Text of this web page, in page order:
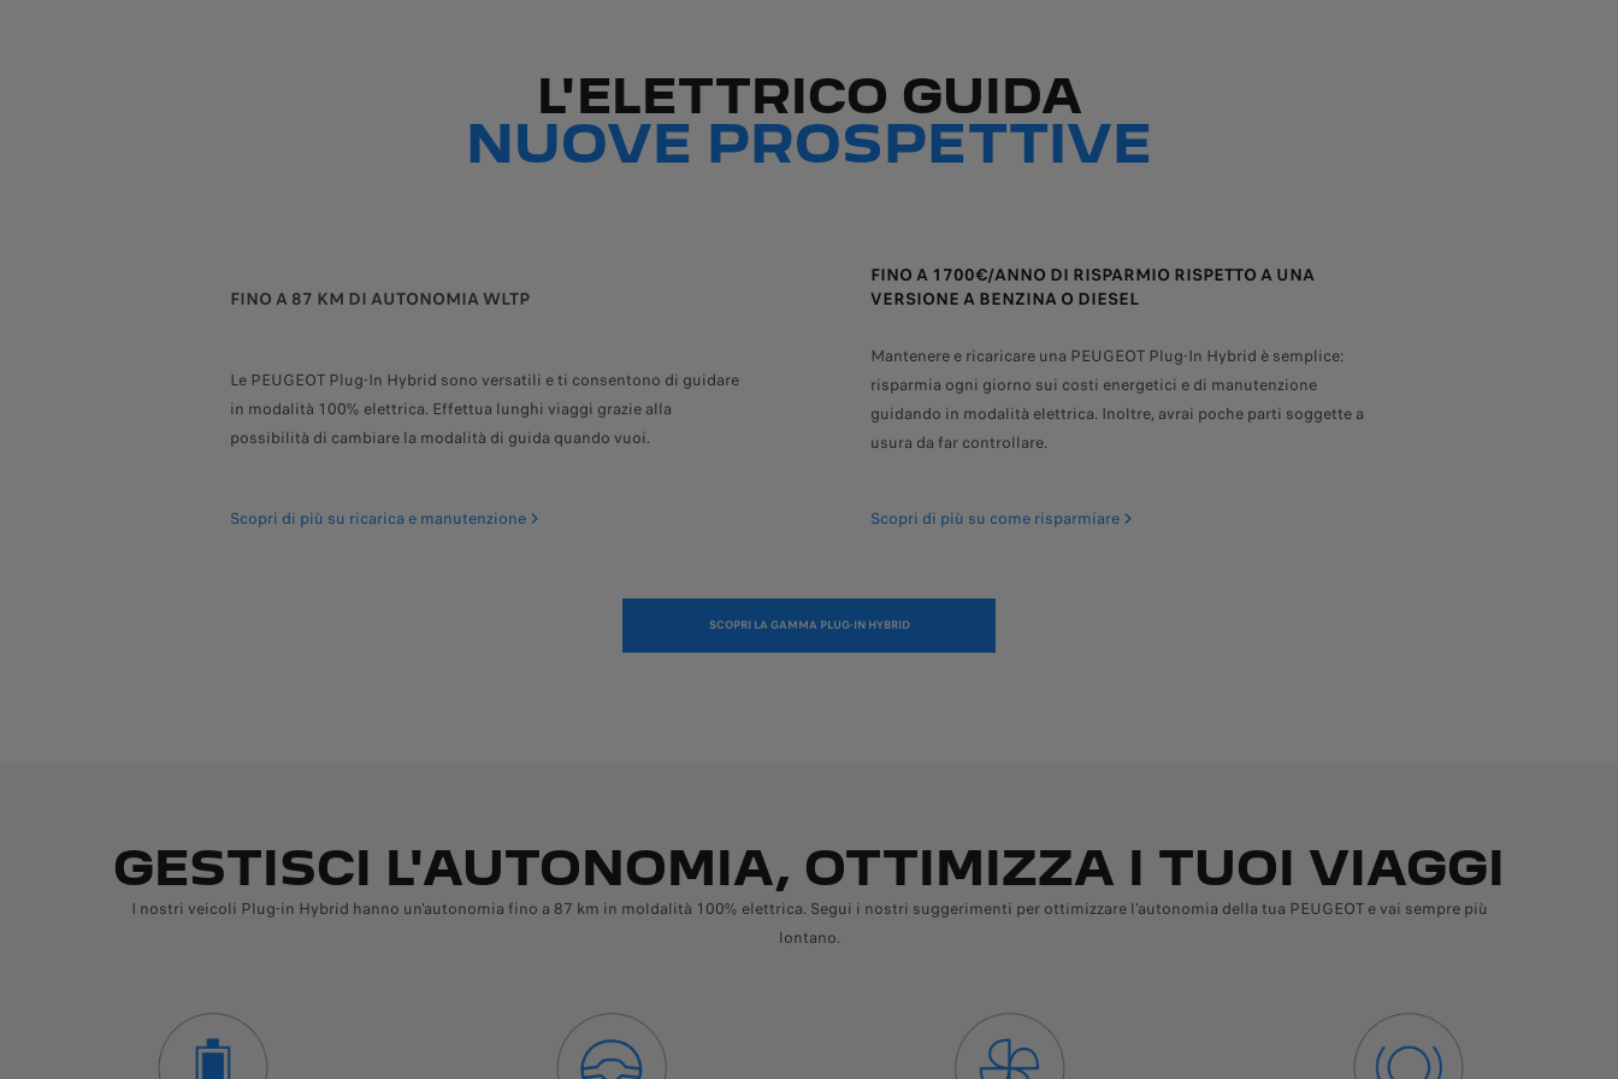
L'ELETTRICO GUIDA
NUOVE PROSPETTIVE
FINO A 87 KM DI AUTONOMIA WLTP
Le PEUGEOT Plug-In Hybrid sono versatili e ti consentono di guidare
in modalità 100% elettrica. Effettua lunghi viaggi grazie alla
possibilità di cambiare la modalità di guida quando vuoi.
FINO A 1700€/ANNO DI RISPARMIO RISPETTO A UNA
VERSIONE A BENZINA O DIESEL
Mantenere e ricaricare una PEUGEOT Plug-In Hybrid è semplice:
risparmia ogni giorno sui costi energetici e di manutenzione
guidando in modalità elettrica. Inoltre, avrai poche parti soggette a
usura da far controllare.
Scopri di più su ricarica e manutenzione Scopri di più su come risparmiare
SCOPRI LA GAMMA PLUG-IN HYBRID
GESTISCI L'AUTONOMIA, OTTIMIZZA I TUOI VIAGGI
I nostri veicoli Plug-in Hybrid hanno un'autonomia fino a 87 km in moldalità 100% elettrica. Segui i nostri suggerimenti per ottimizzare l'autonomia della tua PEUGEOT e vai sempre più
lontano.